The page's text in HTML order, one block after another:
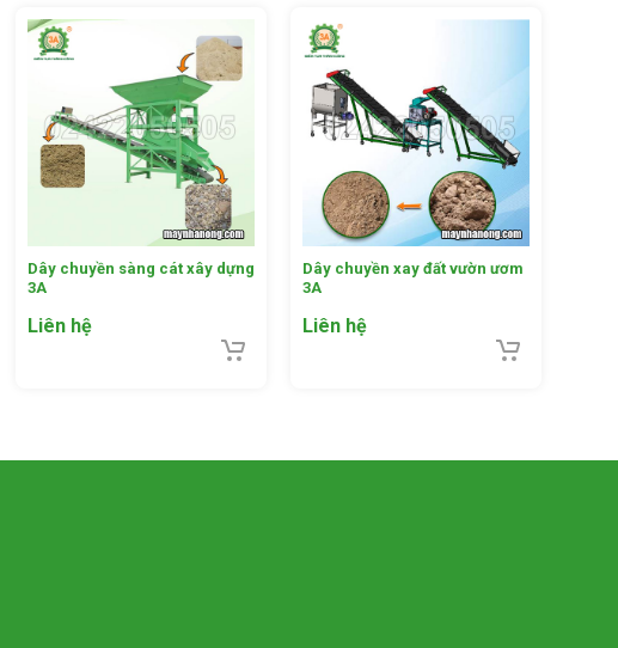
Dây chuyền sàng cát xây dựng
3A
Liên hệ
Dây chuyền xay đất vườn ươm
3A
Liên hệ